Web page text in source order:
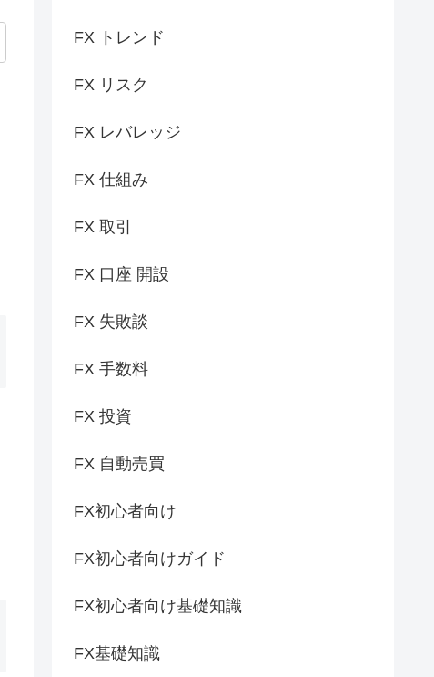
FX トレンド
FX リスク
FX レバレッジ
FX 仕組み
FX 取引
FX 口座 開設
FX 失敗談
FX 手数料
FX 投資
FX 自動売買
FX初心者向け
FX初心者向けガイド
FX初心者向け基礎知識
FX基礎知識